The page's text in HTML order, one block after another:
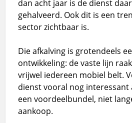
dan acht jaar is de dienst
gehalveerd. Ook dit is een
sector zichtbaar is.
Die afkalving is grotendeels
ontwikkeling: de vaste lijn
vrijwel iedereen mobiel belt.
dienst vooral nog interessant
een voordeelbundel, niet
aankoop.